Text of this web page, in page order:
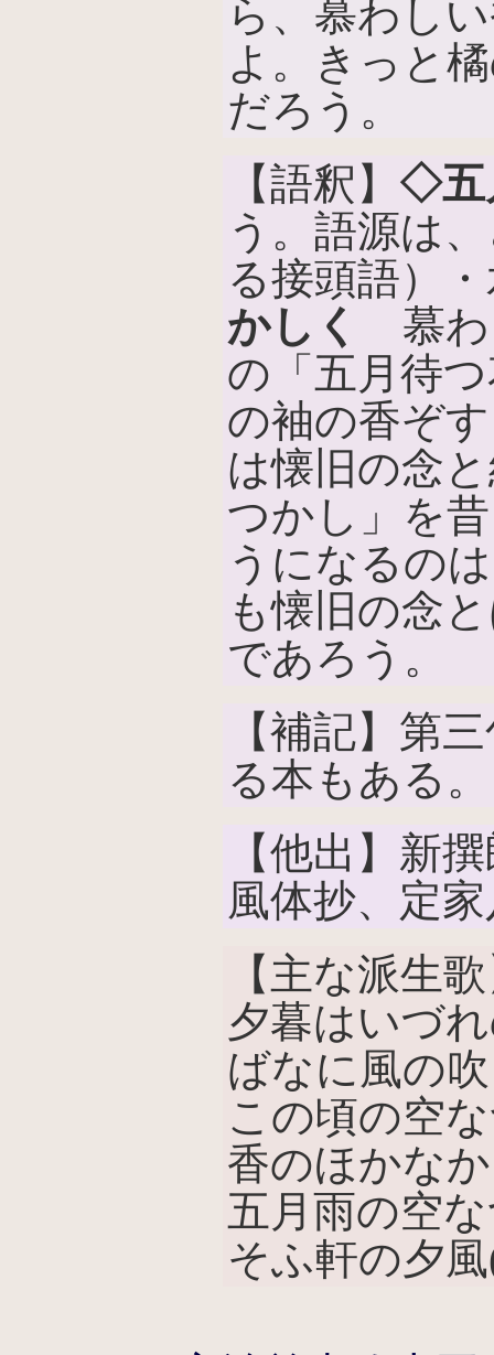
ら、慕わし
よ。きっと
だろう。
【語釈】 ◇五
う。語源は
る接頭語）
かしく
慕わ
の「五月待
の袖の香ぞ
は懐旧の念
つかし」を
うになるの
も懐旧の念
であろう。
【補記】第
る本もある。
【他出】新
風体抄、定
【主な派生
夕暮はいづ
ばなに風の
この頃の空
香のほかな
五月雨の空
そふ軒の夕